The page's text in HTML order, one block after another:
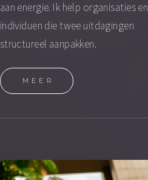
aan energie. Ik help organisaties en
individuen die twee uitdagingen
structureel aanpakken.
MEER